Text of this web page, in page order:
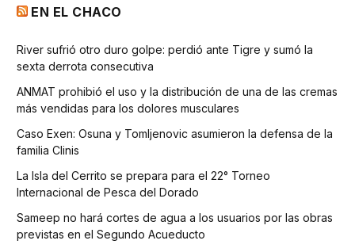
EN EL CHACO
River sufrió otro duro golpe: perdió ante Tigre y sumó la
sexta derrota consecutiva
ANMAT prohibió el uso y la distribución de una de las cremas
más vendidas para los dolores musculares
Caso Exen: Osuna y Tomljenovic asumieron la defensa de la
familia Clinis
La Isla del Cerrito se prepara para el 22° Torneo
Internacional de Pesca del Dorado
Sameep no hará cortes de agua a los usuarios por las obras
previstas en el Segundo Acueducto